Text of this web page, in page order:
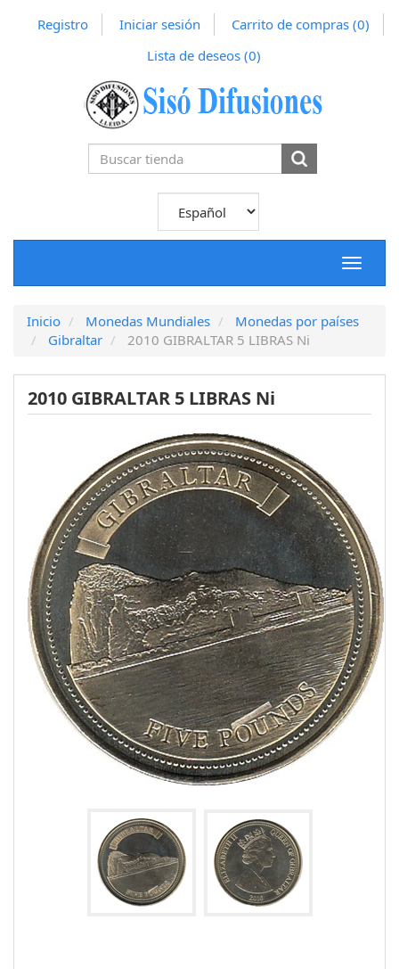
Registro Iniciar sesión Carrito de compras (0)
Lista de deseos (0)
Toggle
Inicio Monedas Mundiales
Monedas por países
Gibraltar
2010 GIBRALTAR 5 LIBRAS Ni
2010 GIBRALTAR 5 LIBRAS Ni